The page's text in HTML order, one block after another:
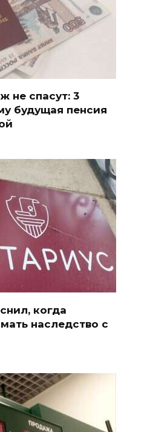
не спасут: 3
будущая пенсия
когда
наследство с